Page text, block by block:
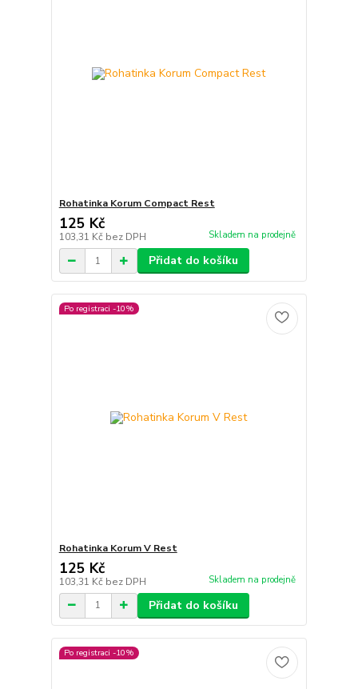
Rohatinka Korum Compact Rest
125 Kč
103,31 Kč bez DPH Skladem na prodejně
Přidat do košíku
Po registraci -10%
Rohatinka Korum V Rest
125 Kč
103,31 Kč bez DPH Skladem na prodejně
Přidat do košíku
Po registraci -10%